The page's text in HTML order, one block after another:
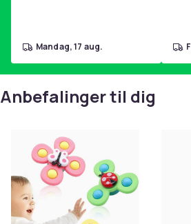
mandag, 17 aug.
Anbefalinger til dig